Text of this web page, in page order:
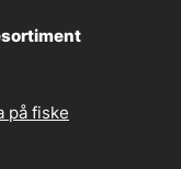
på fiske